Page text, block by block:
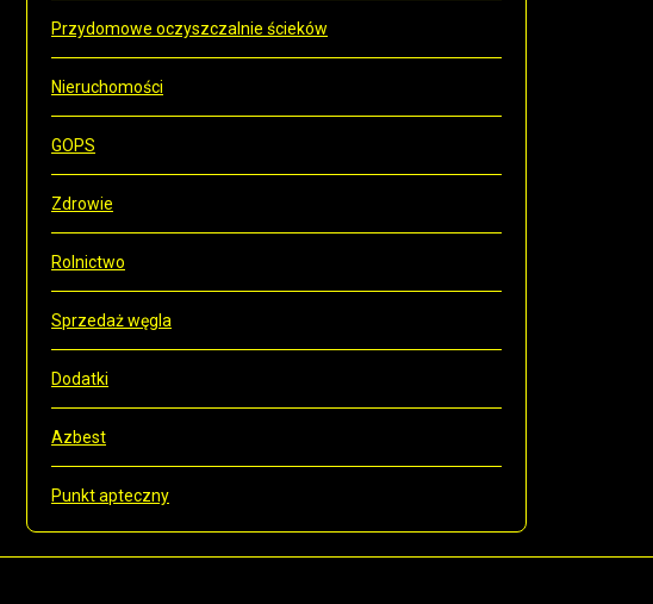
Przydomowe oczyszczalnie ścieków
Nieruchomości
GOPS
Zdrowie
Rolnictwo
Sprzedaż węgla
Dodatki
Azbest
Punkt apteczny